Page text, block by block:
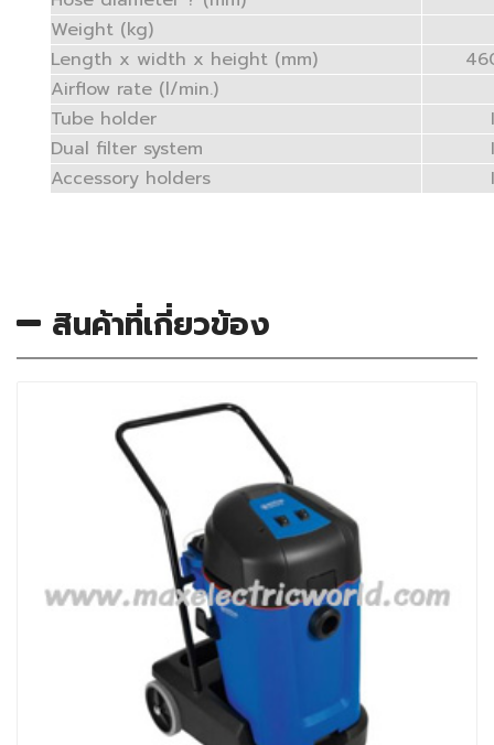
Weight (kg)
Length x width x height (mm)
Airflow rate (l/min.)
Tube holder
Dual filter system
Accessory holders
สินค้าที่เกี่ยวข้อง